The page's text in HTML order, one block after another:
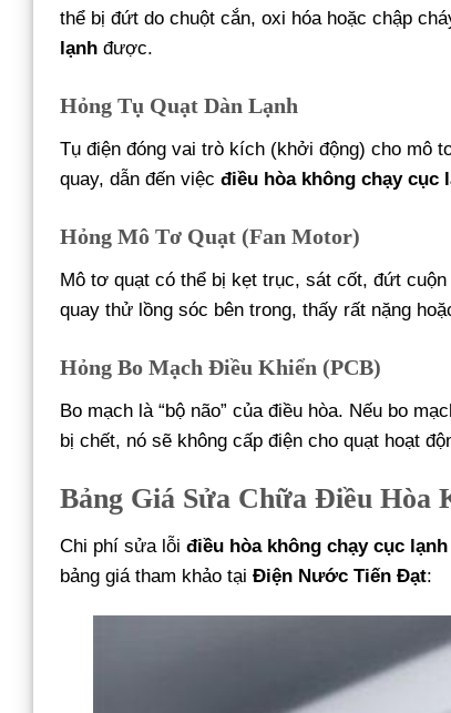
thể bị đứt do chuột cắn, oxi hóa hoặc chập
lạnh được.
Hỏng Tụ Quạt Dàn Lạnh
Tụ điện đóng vai trò kích (khởi động) cho mô
quay, dẫn đến việc điều hòa không chạy cục
Hỏng Mô Tơ Quạt (Fan Motor)
Mô tơ quạt có thể bị kẹt trục, sát cốt, đứt
quay thử lồng sóc bên trong, thấy rất nặng
Hỏng Bo Mạch Điều Khiển (PCB)
Bo mạch là “bộ não” của điều hòa. Nếu bo
bị chết, nó sẽ không cấp điện cho quạt hoạt
Bảng Giá Sửa Chữa Điều Hòa
Chi phí sửa lỗi điều hòa không chạy cục lạnh
bảng giá tham khảo tại Điện Nước Tiến Đạt: